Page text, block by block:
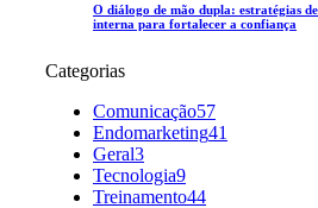
O diálogo de mão dupla: estratégias
interna para fortalecer a confiança
Categorias
Comunicação57
Endomarketing41
Geral3
Tecnologia9
Treinamento44